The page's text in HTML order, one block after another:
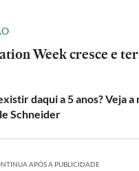
Week cresce e
daqui a 5 anos? Veja a
Schneider
APÓS A PUBLICIDADE